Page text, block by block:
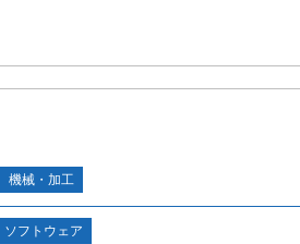
機械・加工
ソフトウェア